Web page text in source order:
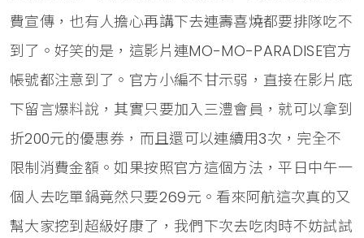
費宣傳，也有人擔心再講下去連壽喜燒都要排隊吃不
到了。好笑的是，這影片連MO-MO-PARADISE官方
帳號都注意到了。官方小編不甘示弱，直接在影片底
下留言爆料說，其實只要加入三澧會員，就可以拿到
折200元的優惠券，而且還可以連續用3次，完全不
限制消費金額。如果按照官方這個方法，平日中午一
個人去吃單鍋竟然只要269元。看來阿航這次真的又
幫大家挖到超級好康了，我們下次去吃肉時不妨試試